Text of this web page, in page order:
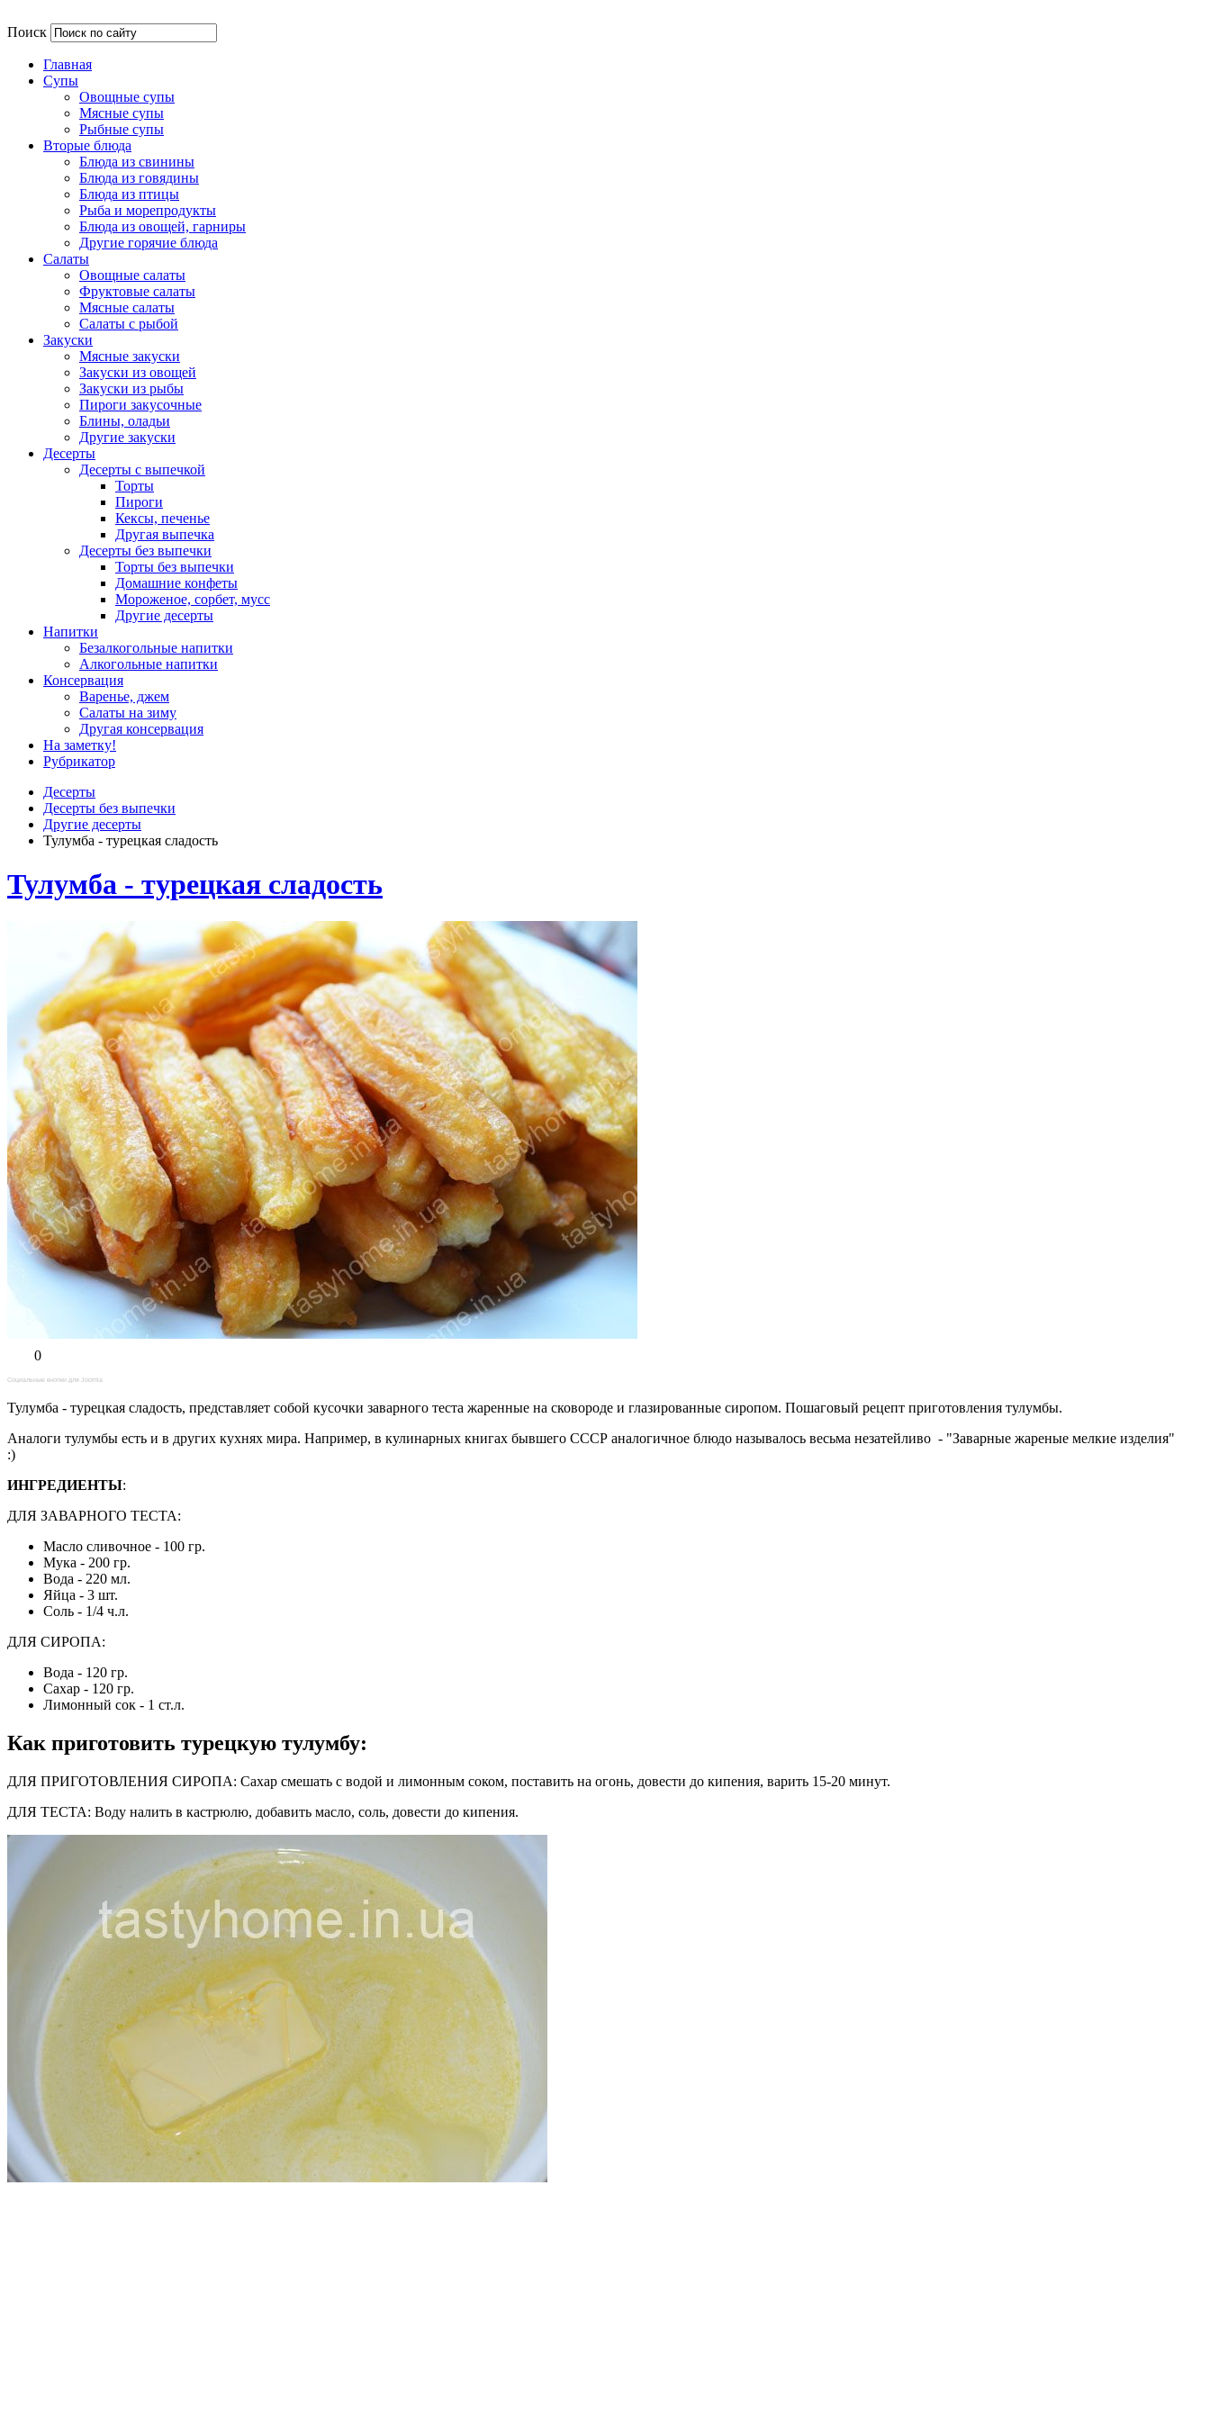
Поиск
Главная
Супы
Овощные супы
Мясные супы
Рыбные супы
Вторые блюда
Блюда из свинины
Блюда из говядины
Блюда из птицы
Рыба и морепродукты
Блюда из овощей, гарниры
Другие горячие блюда
Салаты
Овощные салаты
Фруктовые салаты
Мясные салаты
Салаты с рыбой
Закуски
Мясные закуски
Закуски из овощей
Закуски из рыбы
Пироги закусочные
Блины, оладьи
Другие закуски
Десерты
Десерты с выпечкой
Торты
Пироги
Кексы, печенье
Другая выпечка
Десерты без выпечки
Торты без выпечки
Домашние конфеты
Мороженое, сорбет, мусс
Другие десерты
Напитки
Безалкогольные напитки
Алкогольные напитки
Консервация
Варенье, джем
Салаты на зиму
Другая консервация
На заметку!
Рубрикатор
Десерты
Десерты без выпечки
Другие десерты
Тулумба - турецкая сладость
Тулумба - турецкая сладость
0
Социальные кнопки для Joomla
Тулумба - турецкая сладость, представляет собой кусочки заварного теста жаренные на сковороде и глазированные сиропом. Пошаговый рецепт приготовления тулумбы.
Аналоги тулумбы есть и в других кухнях мира. Например, в кулинарных книгах бывшего СССР аналогичное блюдо называлось весьма незатейливо - "Заварные жареные мелкие изделия"
:)
ИНГРЕДИЕНТЫ:
ДЛЯ ЗАВАРНОГО ТЕСТА:
Масло сливочное - 100 гр.
Мука - 200 гр.
Вода - 220 мл.
Яйца - 3 шт.
Соль - 1/4 ч.л.
ДЛЯ СИРОПА:
Вода - 120 гр.
Сахар - 120 гр.
Лимонный сок - 1 ст.л.
Как приготовить турецкую тулумбу:
ДЛЯ ПРИГОТОВЛЕНИЯ СИРОПА: Сахар смешать с водой и лимонным соком, поставить на огонь, довести до кипения, варить 15-20 минут.
ДЛЯ ТЕСТА: Воду налить в кастрюлю, добавить масло, соль, довести до кипения.